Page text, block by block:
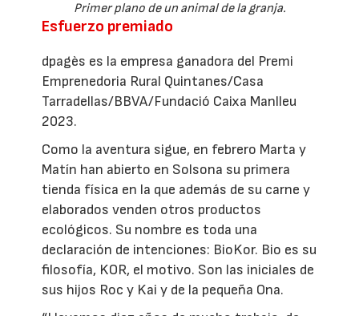
Primer plano de un animal de la granja.
Esfuerzo premiado
dpagès es la empresa ganadora del Premi
Emprenedoria Rural Quintanes/Casa
Tarradellas/BBVA/Fundació Caixa Manlleu
2023.
Como la aventura sigue, en febrero Marta y
Matín han abierto en Solsona su primera
tienda física en la que además de su carne y
elaborados venden otros productos
ecológicos. Su nombre es toda una
declaración de intenciones: BioKor. Bio es su
filosofía, KOR, el motivo. Son las iniciales de
sus hijos Roc y Kai y de la pequeña Ona.